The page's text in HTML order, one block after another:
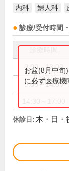
内科 婦人科
診療/受付時間
9:00～13:00
9:00～14:00
お盆(8月中旬
に必ず医療機
休診日: 木・日・